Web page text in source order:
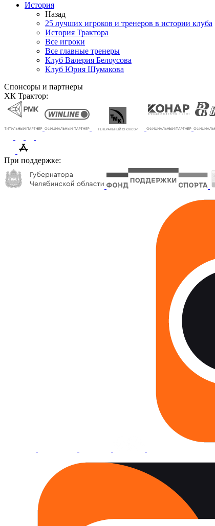
История
Назад
25 лучших игроков и тренеров в истории клуба
История Трактора
Все игроки
Все главные тренеры
Клуб Валерия Белоусова
Клуб Юрия Шумакова
Спонсоры и партнеры
ХК Трактор:
При поддержке: